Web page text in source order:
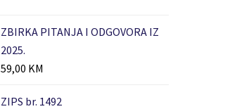
ZBIRKA PITANJA I ODGOVORA IZ
2025.
59,00 KM
ZIPS br. 1492